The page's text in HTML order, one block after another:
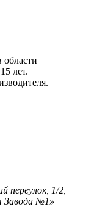
лет.
переулок, 1/2,
Завода №1»